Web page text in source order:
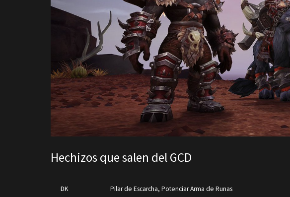
Hechizos que salen del GCD
DK
Pilar de Escarcha, Potenciar Arma de Runas